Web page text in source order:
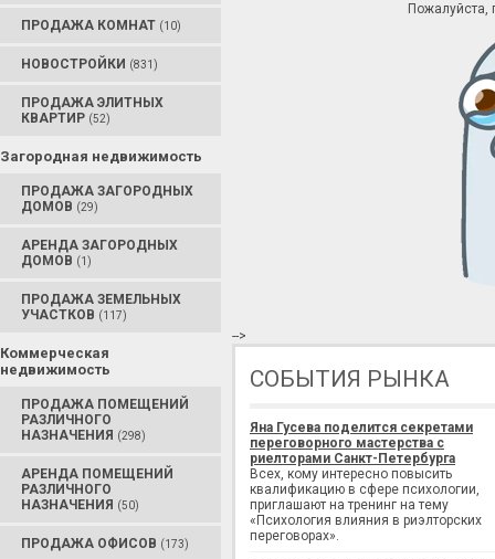
ПРОДАЖА КОМНАТ (10)
НОВОСТРОЙКИ (831)
ПРОДАЖА ЭЛИТНЫХ
КВАРТИР (52)
Загородная недвижимость
ПРОДАЖА ЗАГОРОДНЫХ
ДОМОВ (29)
АРЕНДА ЗАГОРОДНЫХ
ДОМОВ (1)
ПРОДАЖА ЗЕМЕЛЬНЫХ
УЧАСТКОВ (117)
Коммерческая
недвижимость
ПРОДАЖА ПОМЕЩЕНИЙ
РАЗЛИЧНОГО
НАЗНАЧЕНИЯ (298)
АРЕНДА ПОМЕЩЕНИЙ
РАЗЛИЧНОГО
НАЗНАЧЕНИЯ (50)
ПРОДАЖА ОФИСОВ (173)
Пожалуйста,
-->
СОБЫТИЯ РЫНКА
Яна Гусева поделится секретами
переговорного мастерства с
риелторами Санкт-Петербурга
Всех, кому интересно повысить
квалификацию в сфере психологии,
приглашают на тренинг на тему
«Психология влияния в риэлторских
переговорах».